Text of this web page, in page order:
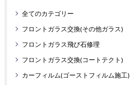
全てのカテゴリー
フロントガラス交換(その他ガラス)
フロントガラス飛び石修理
フロントガラス交換(コートテクト)
カーフィルム(ゴーストフィルム施工)